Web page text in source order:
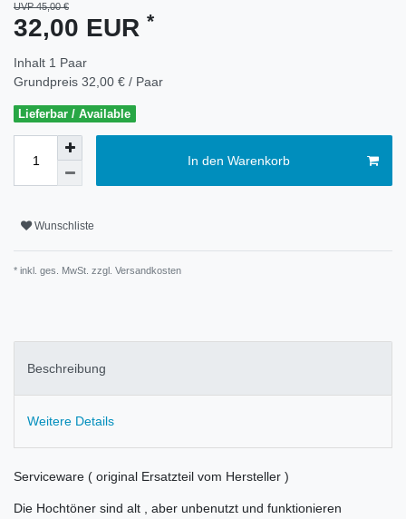
UVP 45,00 €
32,00 EUR *
Inhalt 1 Paar
Grundpreis 32,00 € / Paar
Lieferbar / Available
In den Warenkorb
Wunschliste
* inkl. ges. MwSt. zzgl. Versandkosten
Beschreibung
Weitere Details
Serviceware ( original Ersatzteil vom Hersteller )
Die Hochtöner sind alt , aber unbenutzt und funktionieren